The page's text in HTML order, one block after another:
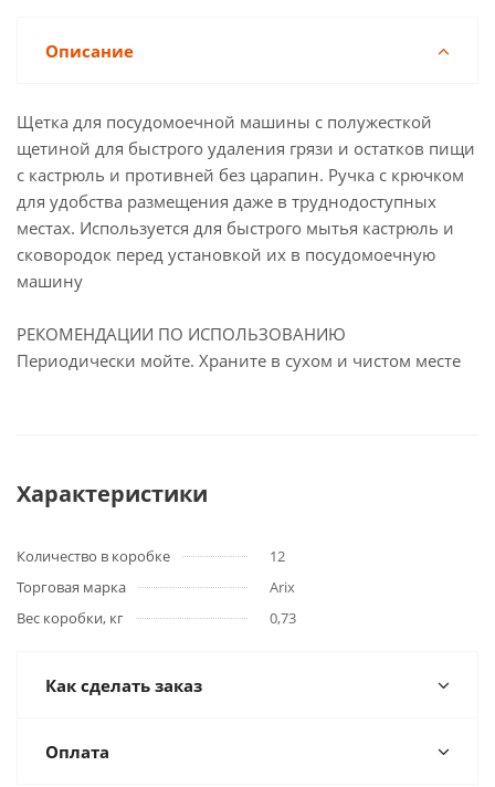
Описание
Щетка для посудомоечной машины с полужесткой
щетиной для быстрого удаления грязи и остатков пищи
с кастрюль и противней без царапин. Ручка с крючком
для удобства размещения даже в труднодоступных
местах. Используется для быстрого мытья кастрюль и
сковородок перед установкой их в посудомоечную
машину
РЕКОМЕНДАЦИИ ПО ИСПОЛЬЗОВАНИЮ
Периодически мойте. Храните в сухом и чистом месте
Характеристики
Количество в коробке
12
Торговая марка
Arix
Вес коробки, кг
0,73
Как сделать заказ
Оплата